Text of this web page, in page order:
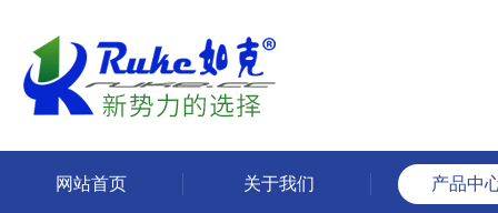
网站首页 关于我们 产品中